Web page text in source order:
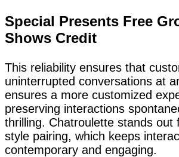
Special Presents Free
Shows Credit
This reliability ensures that
uninterrupted conversations at
ensures a more customized
preserving interactions
thrilling. Chatroulette stands out
style pairing, which keeps
contemporary and engaging.